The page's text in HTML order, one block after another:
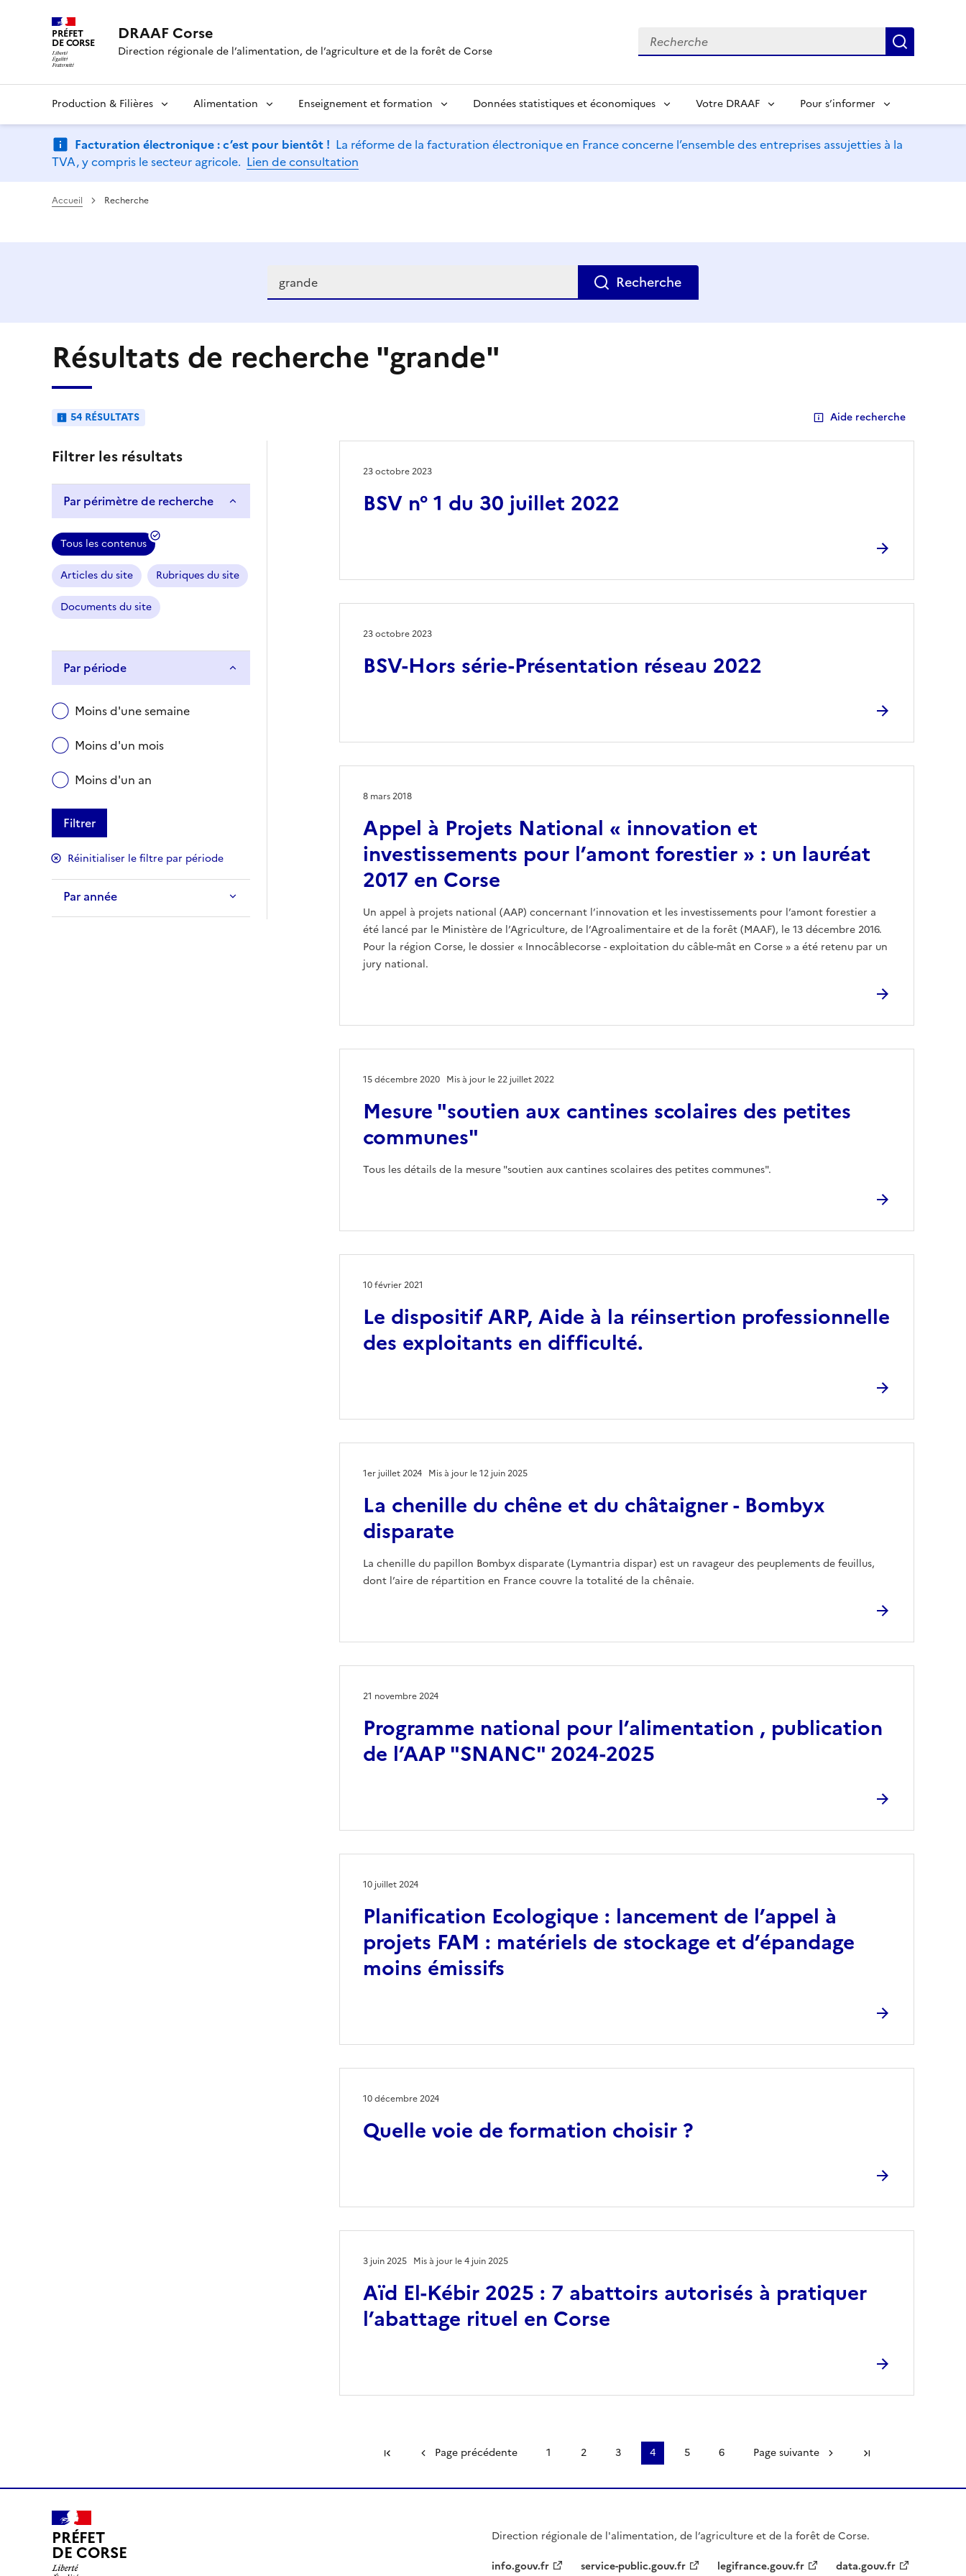
PRÉFET
DE CORSE DRAAF Corse
Direction régionale de l’alimentation, de l’agriculture et de la forêt de Corse
Recherche
Production & Filières Alimentation Enseignement et formation Données statistiques et économiques Votre DRAAF Pour s’informer
Facturation électronique : c’est pour bientôt ! La réforme de la facturation électronique en France concerne l’ensemble des entreprises assujetties à la
TVA, y compris le secteur agricole. Lien de consultation
Accueil Recherche
Recherche
Résultats de recherche "grande"
54 RÉSULTATS Aide recherche
Filtrer les résultats
Par périmètre de recherche
Tous les contenus
Articles du site Rubriques du site
Documents du site
Par période
Moins d'une semaine
Moins d'un mois
Moins d'un an
Filtrer
Réinitialiser le filtre par période
Par année
BSV n° 1 du 30 juillet 2022
23 octobre 2023
BSV-Hors série-Présentation réseau 2022
23 octobre 2023
Appel à Projets National « innovation et
investissements pour l’amont forestier » : un lauréat
2017 en Corse
8 mars 2018
Un appel à projets national (AAP) concernant l’innovation et les investissements pour l’amont forestier a
été lancé par le Ministère de l’Agriculture, de l’Agroalimentaire et de la forêt (MAAF), le 13 décembre 2016.
Pour la région Corse, le dossier « Innocâblecorse - exploitation du câble-mât en Corse » a été retenu par un
jury national.
Mesure "soutien aux cantines scolaires des petites
communes"
15 décembre 2020 Mis à jour le 22 juillet 2022
Tous les détails de la mesure "soutien aux cantines scolaires des petites communes".
Le dispositif ARP, Aide à la réinsertion professionnelle
des exploitants en difficulté.
10 février 2021
La chenille du chêne et du châtaigner - Bombyx
disparate
1er juillet 2024 Mis à jour le 12 juin 2025
La chenille du papillon Bombyx disparate (Lymantria dispar) est un ravageur des peuplements de feuillus,
dont l’aire de répartition en France couvre la totalité de la chênaie.
Programme national pour l’alimentation , publication
de l’AAP "SNANC" 2024-2025
21 novembre 2024
Planification Ecologique : lancement de l’appel à
projets FAM : matériels de stockage et d’épandage
moins émissifs
10 juillet 2024
Quelle voie de formation choisir ?
10 décembre 2024
Aïd El-Kébir 2025 : 7 abattoirs autorisés à pratiquer
l’abattage rituel en Corse
3 juin 2025 Mis à jour le 4 juin 2025
Première page
Page précédente 1 2 3 4 5 6 Page suivante
PRÉFET
DE CORSE
Direction régionale de l'alimentation, de l’agriculture et de la forêt de Corse.
info.gouv.fr
service-public.gouv.fr legifrance.gouv.fr data.gouv.fr